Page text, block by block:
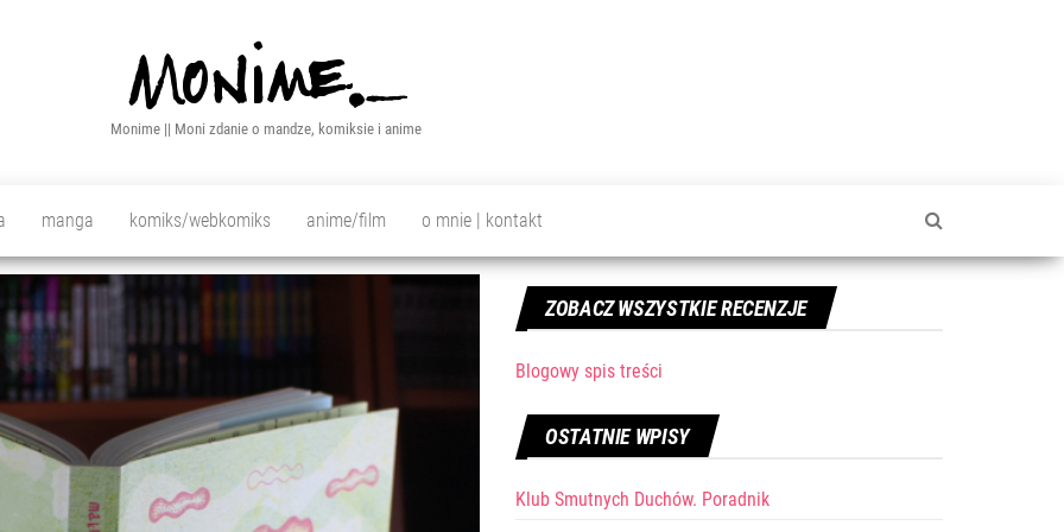
Monime || Moni zdanie o mandze, komiksie i anime
manga komiks/webkomiks anime/film o mnie | kontakt
ZOBACZ WSZYSTKIE RECENZJE
Blogowy spis treści
OSTATNIE WPISY
Klub Smutnych Duchów. Poradnik